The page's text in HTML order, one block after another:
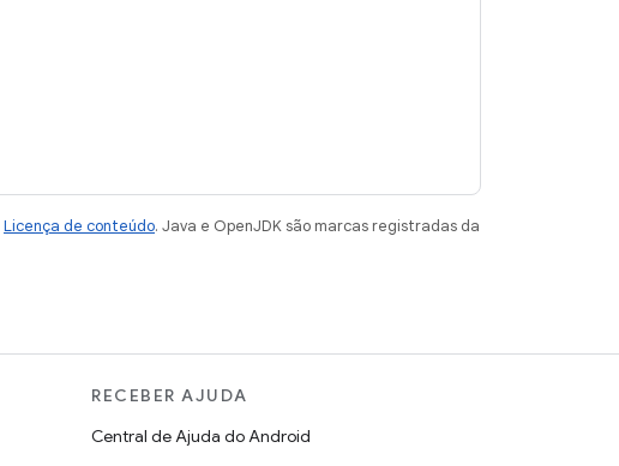
Licença de conteúdo. Java e OpenJDK são marcas registradas da
RECEBER AJUDA
Central de Ajuda do Android